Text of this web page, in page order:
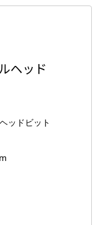
ヘッド
ッドビット